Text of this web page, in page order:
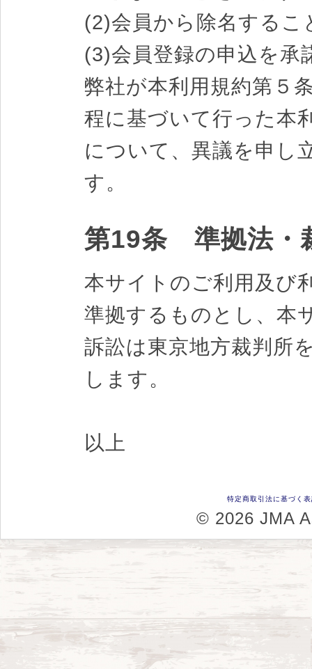
(2)会員から除名するこ
(3)会員登録の申込を承
弊社が本利用規約第５
程に基づいて行った本
について、異議を申し
す。
第19条 準拠法・
本サイトのご利用及び
準拠するものとし、本
訴訟は東京地方裁判所
します。
以上
特定商取引法に基づく
© 2026 JMA